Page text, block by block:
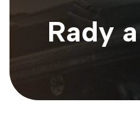
Rady